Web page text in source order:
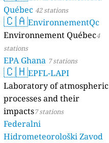
Québec 42 stations
🇨🇦EnvironnementQc
Environnement Québec4
stations
EPA Ghana 7 stations
🇨🇭EPFL-LAPI
Laboratory of atmospheric
processes and their
impacts7 stations
Federalni
Hidrometeorološki Zavod